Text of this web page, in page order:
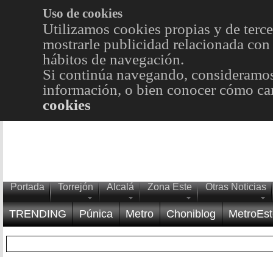
Uso de cookies
Utilizamos cookies propias y de
mostrarle publicidad relacionada
hábitos de navegación.
Si continúa navegando,
información, o bien conocer cómo
cookies
Portada Torrejón Alcalá Zona Este Otras Noticias
TRENDING Púnica Metro Choniblog